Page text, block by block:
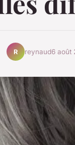
R reynaud6 août